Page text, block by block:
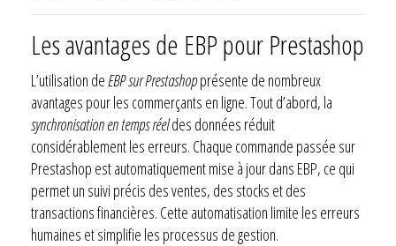
Les avantages de EBP pour Prestashop
L’utilisation deEBP sur Prestashopprésente de nombreux
avantages pour les commerçants en ligne. Tout d’abord, la
synchronisation en temps réeldes données réduit
considérablement les erreurs. Chaque commande passée sur
Prestashop est automatiquement mise à jour dans EBP, ce qui
permet un suivi précis des ventes, des stocks et des
transactions financières. Cette automatisation limite les erreurs
humaines et simplifie les processus de gestion.